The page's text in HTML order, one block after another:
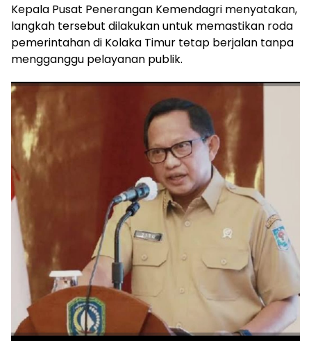
Kepala Pusat Penerangan Kemendagri menyatakan,
langkah tersebut dilakukan untuk memastikan roda
pemerintahan di Kolaka Timur tetap berjalan tanpa
mengganggu pelayanan publik.